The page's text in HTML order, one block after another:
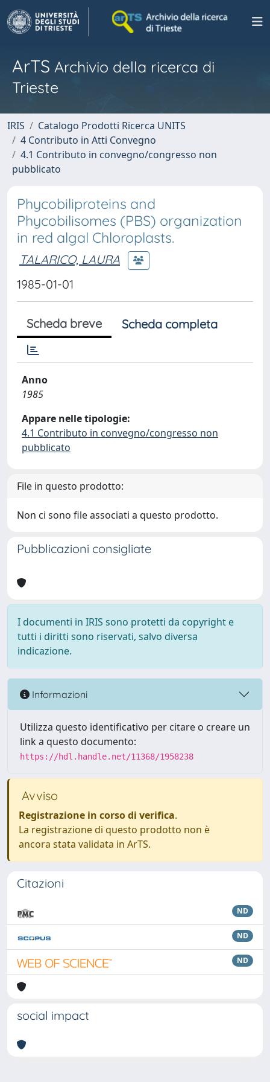
ArTS Archivio della ricerca di
Trieste
IRIS
Catalogo Prodotti Ricerca UNITS
4 Contributo in Atti Convegno
4.1 Contributo in convegno/congresso non
pubblicato
Phycobiliproteins and
Phycobilisomes (PBS) organization
in red algal Chloroplasts.
TALARICO, LAURA
1985-01-01
Scheda breve Scheda completa
Anno
1985
Appare nelle tipologie:
4.1 Contributo in convegno/congresso non
pubblicato
File in questo prodotto:
Non ci sono file associati a questo prodotto.
Pubblicazioni consigliate
I documenti in IRIS sono protetti da copyright e
tutti i diritti sono riservati, salvo diversa
indicazione.
Informazioni
Utilizza questo identificativo per citare o creare un
link a questo documento:
https://hdl.handle.net/11368/1958238
Avviso
Registrazione in corso di verifica.
La registrazione di questo prodotto non è
ancora stata validata in ArTS.
Citazioni
ND
ND
ND
social impact